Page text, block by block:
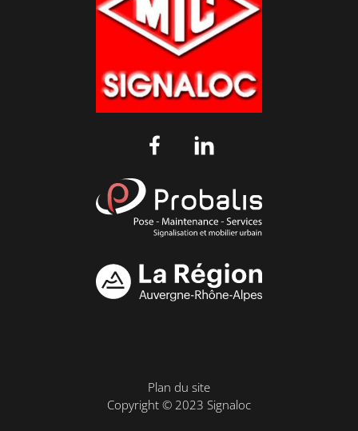
Plan du site
Copyright © 2023 Signaloc